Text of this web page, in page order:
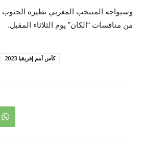
وسيواجه المنتخب المغربي نظيره الجنوب
من منافسات “الكان” يوم الثلاثاء المقبل.
كأس أمم إفريقيا 2023